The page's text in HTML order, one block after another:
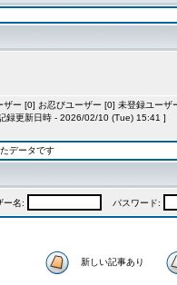
ザー [0] お忍びユーザー [0] 未登録ユー
録更新日時 - 2026/02/10 (Tue) 15:41 ]
データです
ー名: パスワード:
新しい記事あり